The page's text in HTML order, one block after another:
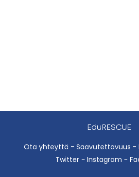
EduRESCUE
Ota yhteyttä - Saavutettavuus -
Twitter - Instagram -